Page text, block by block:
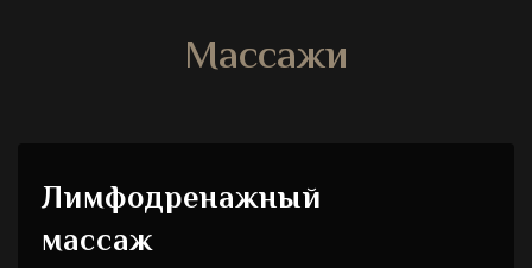
Массажи
Лимфодренажный
массаж